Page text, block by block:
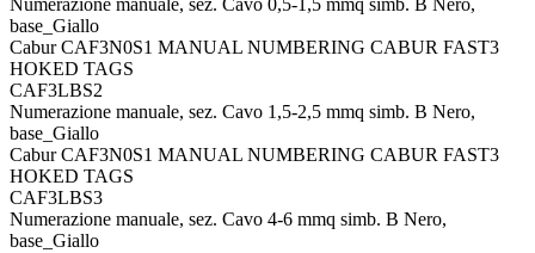
Numerazione manuale, sez. Cavo 0,5-1,5 mmq simb. B Nero,
base_Giallo
Cabur CAF3N0S1 MANUAL NUMBERING CABUR FAST3
HOKED TAGS
CAF3LBS2
Numerazione manuale, sez. Cavo 1,5-2,5 mmq simb. B Nero,
base_Giallo
Cabur CAF3N0S1 MANUAL NUMBERING CABUR FAST3
HOKED TAGS
CAF3LBS3
Numerazione manuale, sez. Cavo 4-6 mmq simb. B Nero,
base_Giallo